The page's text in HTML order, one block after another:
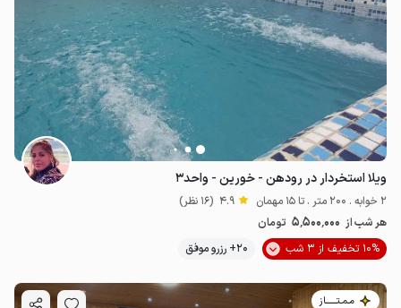
ویلا استخردار در رودهن - خورین - واحد۳
2 خوابه . 200 متر . تا 15 مهمان 4.9 (16 نظر)
هر شب از 5٬500٬000 تومان
10% تخفیف از 3 شب
20+ رزرو موفق
مـمـتــــــاز